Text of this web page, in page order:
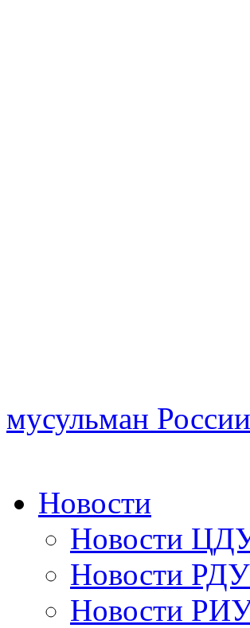
мусульман России
Новости
Новости
Новости
Новости